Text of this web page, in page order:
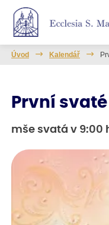
Úvod Kalendář
První
mše svatá v 9:00